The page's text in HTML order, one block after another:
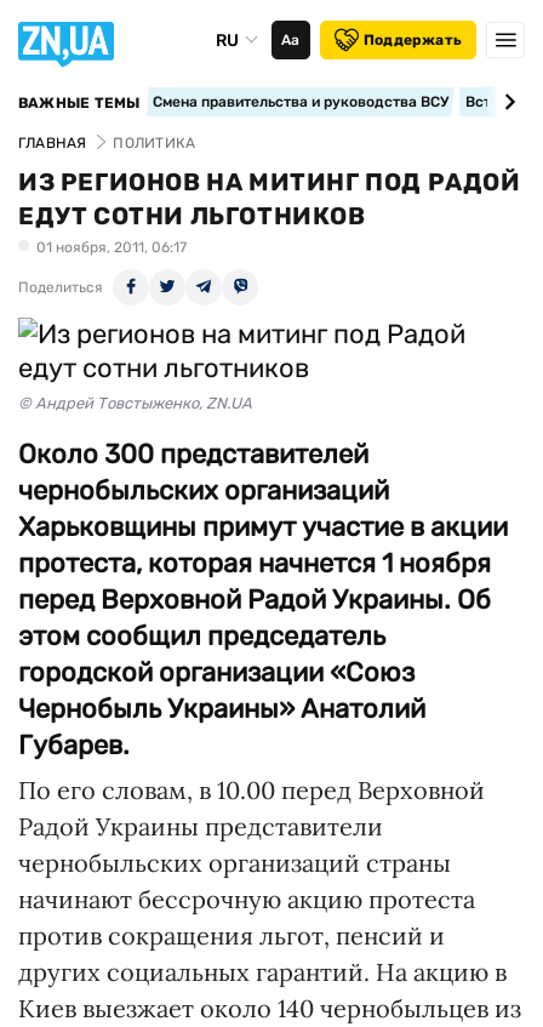
RU Аа Поддержать
ВАЖНЫЕ ТЕМЫ Смена правительства и руководства ВСУ
ГЛАВНАЯ ПОЛИТИКА
ИЗ РЕГИОНОВ НА МИТИНГ ПОД РАДОЙ
ЕДУТ СОТНИ ЛЬГОТНИКОВ
01 ноября, 2011, 06:17
Поделиться
© Андрей Товстыженко, ZN.UA
Около 300 представителей
чернобыльских организаций
Харьковщины примут участие в акции
протеста, которая начнется 1 ноября
перед Верховной Радой Украины. Об
этом сообщил председатель
городской организации «Союз
Чернобыль Украины» Анатолий
Губарев.
По его словам, в 10.00 перед Верховной
Радой Украины представители
чернобыльских организаций страны
начинают бессрочную акцию протеста
против сокращения льгот, пенсий и
других социальных гарантий. На акцию в
Киев выезжает около 140 чернобыльцев из